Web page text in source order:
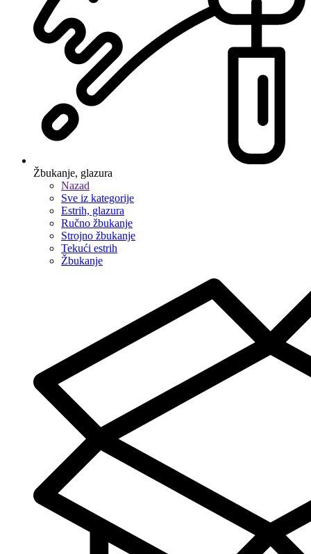
Žbukanje, glazura
Nazad
Sve iz kategorije
Estrih, glazura
Ručno žbukanje
Strojno žbukanje
Tekući estrih
Žbukanje